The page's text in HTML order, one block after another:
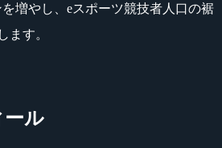
増やし、eスポーツ競技者人口の裾
ます。
ール